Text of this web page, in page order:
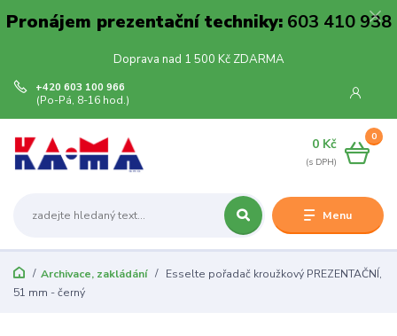
Pronájem prezentační techniky:603 410 938
Doprava nad 1 500 Kč ZDARMA
Menu
+420 603 100 966
(Po-Pá, 8-16 hod.)
0
0 Kč
Archivace, zakládání
Esselte pořadač kroužkový PREZENTAČNÍ,
51 mm - černý